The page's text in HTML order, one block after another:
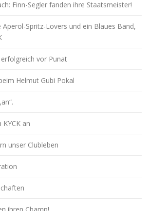
Finn-Segler fanden ihre Staatsmeister!
Aperol-Spritz-Lovers und ein Blaues Band,
erfolgreich vor Punat
Helmut Gubi Pokal
an
unser Clubleben